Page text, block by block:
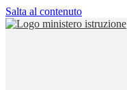
Salta al contenuto